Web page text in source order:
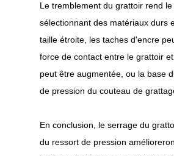
Le tremblement du grattoir rend
sélectionnant des matériaux durs
taille étroite, les taches d'encre
force de contact entre le grattoir
peut être augmentée, ou la base
de pression du couteau de
En conclusion, le serrage du
du ressort de pression